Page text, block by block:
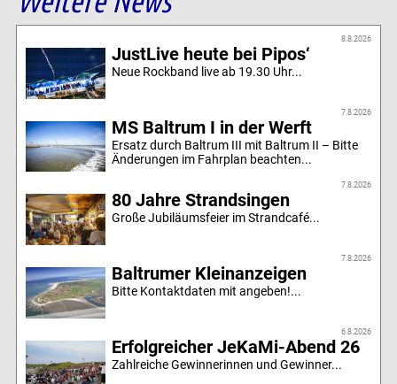
8.8.2026
JustLive heute bei Pipos‘
Neue Rockband live ab 19.30 Uhr...
7.8.2026
MS Baltrum I in der Werft
Ersatz durch Baltrum III mit Baltrum II – Bitte
Änderungen im Fahrplan beachten...
7.8.2026
80 Jahre Strandsingen
Große Jubiläumsfeier im Strandcafé...
7.8.2026
Baltrumer Kleinanzeigen
Bitte Kontaktdaten mit angeben!...
6.8.2026
Erfolgreicher JeKaMi-Abend 26
Zahlreiche Gewinnerinnen und Gewinner...